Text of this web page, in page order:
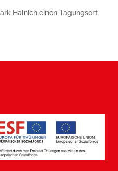
Hainich einen Tagungsort